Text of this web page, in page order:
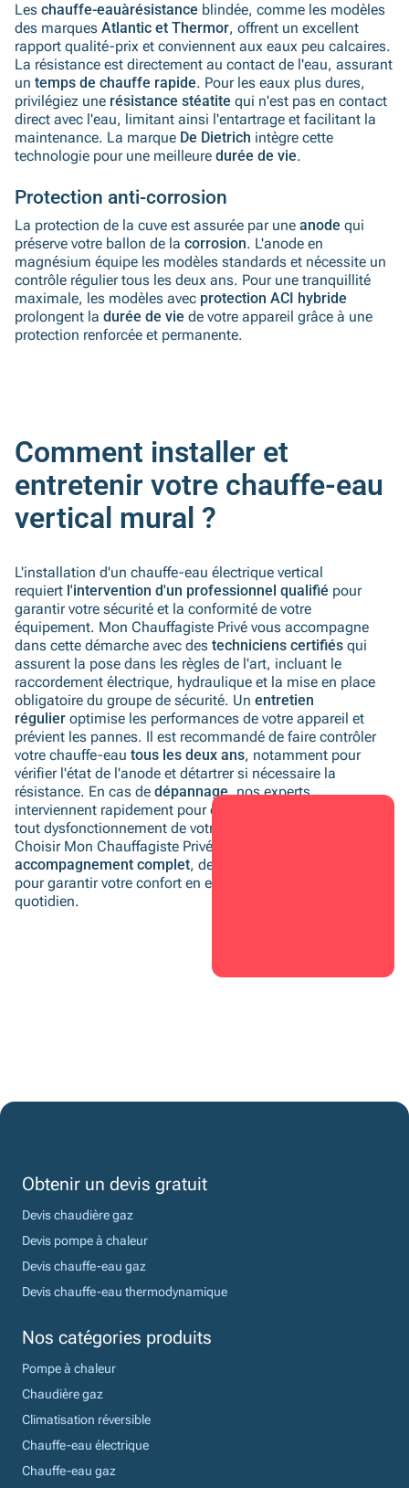
Les chauffe-eauàrésistance blindée, comme les modèles
des marques Atlantic et Thermor, offrent un excellent
rapport qualité-prix et conviennent aux eaux peu calcaires.
La résistance est directement au contact de l'eau, assurant
un temps de chauffe rapide. Pour les eaux plus dures,
privilégiez une résistance stéatite qui n'est pas en contact
direct avec l'eau, limitant ainsi l'entartrage et facilitant la
maintenance. La marque De Dietrich intègre cette
technologie pour une meilleure durée de vie.
Protection anti-corrosion
La protection de la cuve est assurée par une anode qui
préserve votre ballon de la corrosion. L'anode en
magnésium équipe les modèles standards et nécessite un
contrôle régulier tous les deux ans. Pour une tranquillité
maximale, les modèles avec protection ACI hybride
prolongent la durée de vie de votre appareil grâce à une
protection renforcée et permanente.
Comment installer et
entretenir votre chauffe-eau
vertical mural ?
L'installation d'un chauffe-eau électrique vertical
requiert l'intervention d'un professionnel qualifié pour
garantir votre sécurité et la conformité de votre
équipement. Mon Chauffagiste Privé vous accompagne
dans cette démarche avec des techniciens certifiés qui
assurent la pose dans les règles de l'art, incluant le
raccordement électrique, hydraulique et la mise en place
obligatoire du groupe de sécurité. Un entretien
régulier optimise les performances de votre appareil et
prévient les pannes. Il est recommandé de faire contrôler
votre chauffe-eau tous les deux ans, notamment pour
vérifier l'état de l'anode et détartrer si nécessaire la
résistance. En cas de dépannage, nos experts
interviennent rapidement pour diagnostiquer et résoudre
tout dysfonctionnement de votre ballon d'eau chaude.
Choisir Mon Chauffagiste Privé, c'est opter pour un
accompagnement complet, de l'installation à l'entretien,
pour garantir votre confort en eau chaude sanitaire au
quotidien.
Obtenir un devis gratuit
Devis chaudière gaz
Devis pompe à chaleur
Devis chauffe-eau gaz
Devis chauffe-eau thermodynamique
Nos catégories produits
Pompe à chaleur
Chaudière gaz
Climatisation réversible
Chauffe-eau électrique
Chauffe-eau gaz